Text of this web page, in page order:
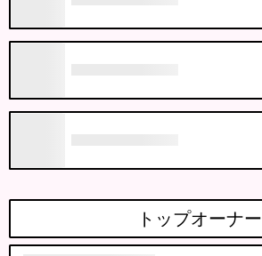
トップオーナー